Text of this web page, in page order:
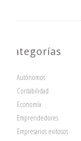
Categorías
Autónomos
Contabilidad
Economía
Emprendedores
Empresarios exitosos